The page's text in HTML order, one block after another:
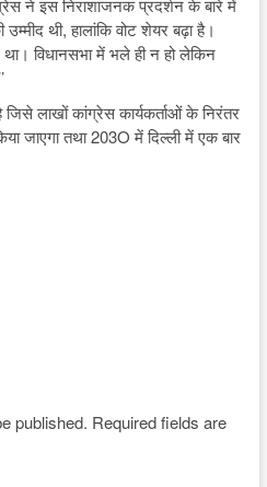
ने इस निराशाजनक प्रदर्शन के बारे में
थी, हालांकि वोट शेयर बढ़ा है।
विधानसभा में भले ही न हो लेकिन
लाखों कांग्रेस कार्यकर्ताओं के निरंतर
जाएगा तथा 203O में दिल्ली में एक बार
published. Required fields are